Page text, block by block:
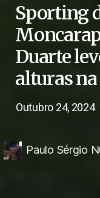
Sporting
Duarte
alturas
Outubro 24, 2024
Paulo Sérgio